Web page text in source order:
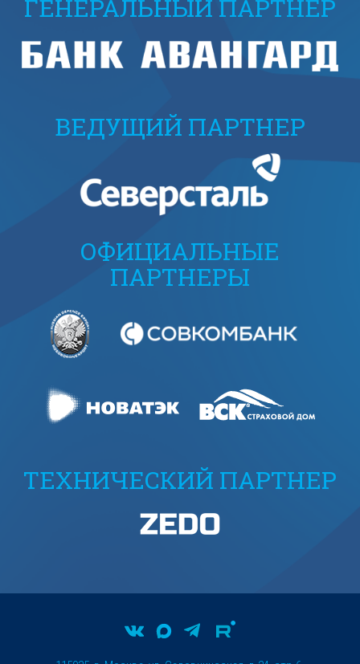
ГЕНЕРАЛЬНЫЙ ПАРТНЕР
ВЕДУЩИЙ ПАРТНЕР
ОФИЦИАЛЬНЫЕ
ПАРТНЕРЫ
ТЕХНИЧЕСКИЙ ПАРТНЕР